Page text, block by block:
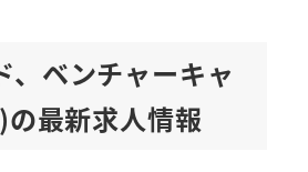
、ベンチャーキャ
の最新求人情報